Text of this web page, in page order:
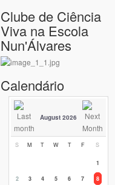
Clube de Ciência
Viva na Escola
Nun'Álvares
Calendário
August 2026
S M T W T F S
1
2
3 4 5 6 7
8